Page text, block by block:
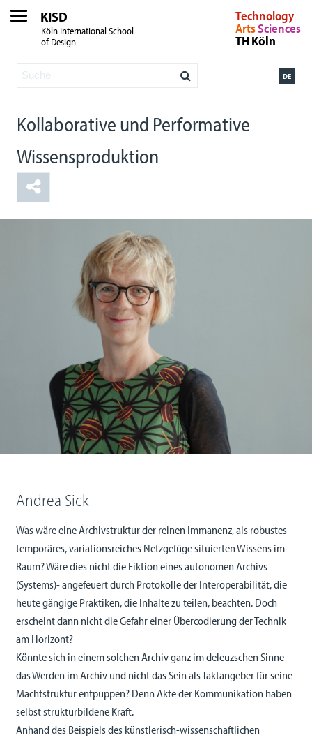
KISD
Köln International School
of Design
Technology
ArtsSciences
TH Köln
DE
Kollaborative und Performative
Wissensproduktion
Andrea Sick
Was wäre eine Archivstruktur der reinen Immanenz, als robustes
temporäres, variationsreiches Netzgefüge situierten Wissens im
Raum? Wäre dies nicht die Fiktion eines autonomen Archivs
(Systems)- angefeuert durch Protokolle der Interoperabilität, die
heute gängige Praktiken, die Inhalte zu teilen, beachten. Doch
erscheint dann nicht die Gefahr einer Übercodierung der Technik
am Horizont?
Könnte sich in einem solchen Archiv ganz im deleuzschen Sinne
das Werden im Archiv und nicht das Sein als Taktangeber für seine
Machtstruktur entpuppen? Denn Akte der Kommunikation haben
selbst strukturbildene Kraft.
Anhand des Beispiels des künstlerisch-wissenschaftlichen